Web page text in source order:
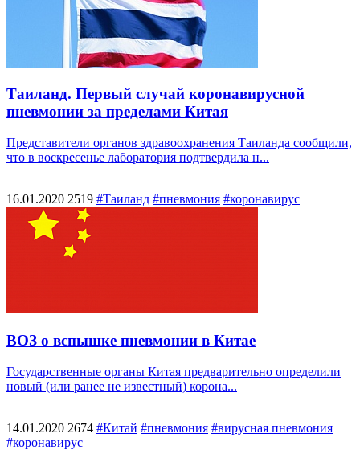
Таиланд. Первый случай коронавирусной
пневмонии за пределами Китая
Представители органов здравоохранения Таиланда сообщили,
что в воскресенье лаборатория подтвердила н...
16.01.2020 2519 #Таиланд #пневмония #коронавирус
ВОЗ о вспышке пневмонии в Китае
Государственные органы Китая предварительно определили
новый (или ранее не известный) корона...
14.01.2020 2674 #Китай #пневмония #вирусная пневмония
#коронавирус